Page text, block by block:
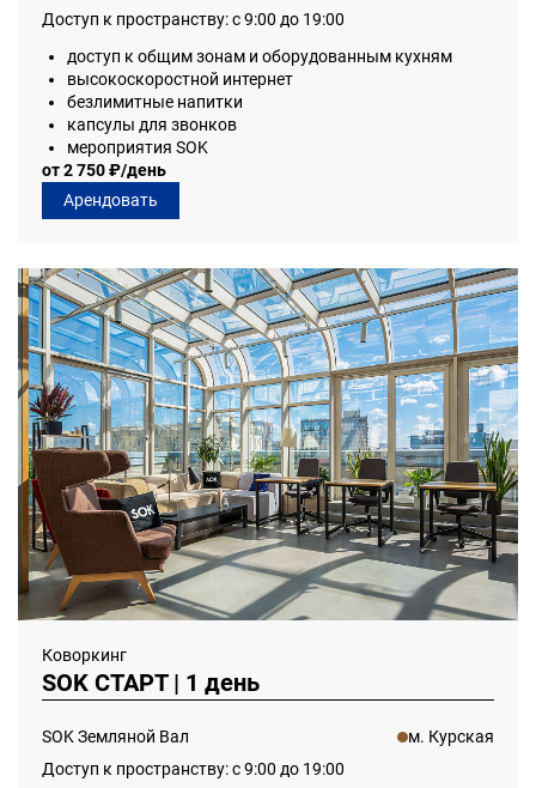
Доступ к пространству: с 9:00 до 19:00
доступ к общим зонам и оборудованным кухням
высокоскоростной интернет
безлимитные напитки
капсулы для звонков
мероприятия SOK
от 2 750 ₽/день
Арендовать
Коворкинг
SOK СТАРТ | 1 день
SOK Земляной Вал
м. Курская
Доступ к пространству: с 9:00 до 19:00